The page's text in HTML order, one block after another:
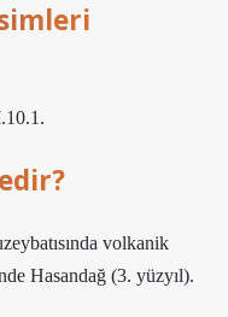
volkanik
Hasandağ (3. yüzyıl).